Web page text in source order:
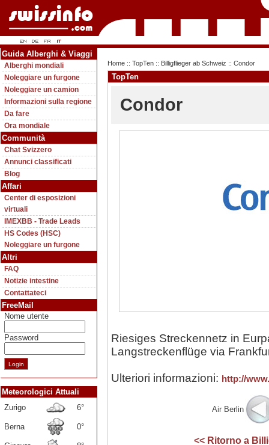
Guida Alberghi & Viaggi
Alberghi mondiali
Noleggiare un furgone
Noleggiare un camion
Informazioni sulla regione
Da fare
Ora mondiale
Communità
Chat Svizzero
Annunci classificati
Blog
Affari
Center di esposizioni
virtuali
IMEXBB - Trade Leads
HS Codes (HSC)
Noleggiare un furgone
Altri
FAQ
Notizie intestine
Contattateci
FreeMail
Nome utente
Password
Meteorologici Attuali
Zurigo
6°
Berna 0°
Home :: TopTen :: Billigflieger ab Schweiz :: Condor
TopTen
Condor
Riesiges Streckennetz in
Langstreckenflüge via
Ulteriori informazioni: http://
Air Berlin
<< Ritorno a